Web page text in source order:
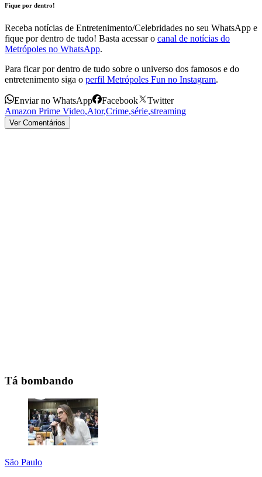
Fique por dentro!
Receba notícias de Entretenimento/Celebridades no seu WhatsApp e
fique por dentro de tudo! Basta acessar o canal de notícias do
Metrópoles no WhatsApp.
Para ficar por dentro de tudo sobre o universo dos famosos e do
entretenimento siga o perfil Metrópoles Fun no Instagram.
Enviar no WhatsApp Facebook
Twitter
Amazon Prime Video,Ator,Crime,série,streaming
Ver Comentários
Tá bombando
São Paulo